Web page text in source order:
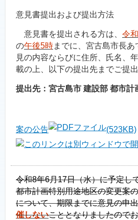
意見書提出および提出方法
意見書を提出される方は、 令
の午後5時までに、宮古島市長
見の内容ならびに住所、氏名、
載の上、以下の提出先までご提出
提出先：宮古島市 建設部 都市計
案の公告 (523KB)
令和8年6月17日（水）に予定し
都市計画特別用途地区の変更案
について、期限までに意見の申
催しないこととなりましたので